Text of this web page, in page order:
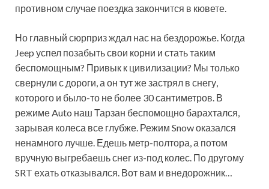
противном случае поездка закончится в кювете.
Но главный сюрприз ждал нас на бездорожье. Когда
Jeep успел позабыть свои корни и стать таким
беспомощным? Привык к цивилизации? Мы только
свернули с дороги, а он тут же застрял в снегу,
которого и было-то не более 30 сантиметров. В
режиме Auto наш Тарзан беспомощно барахтался,
зарывая колеса все глубже. Режим Snow оказался
ненамного лучше. Едешь метр-полтора, а потом
вручную выгребаешь снег из-под колес. По другому
SRT ехать отказывался. Вот вам и внедорожник…